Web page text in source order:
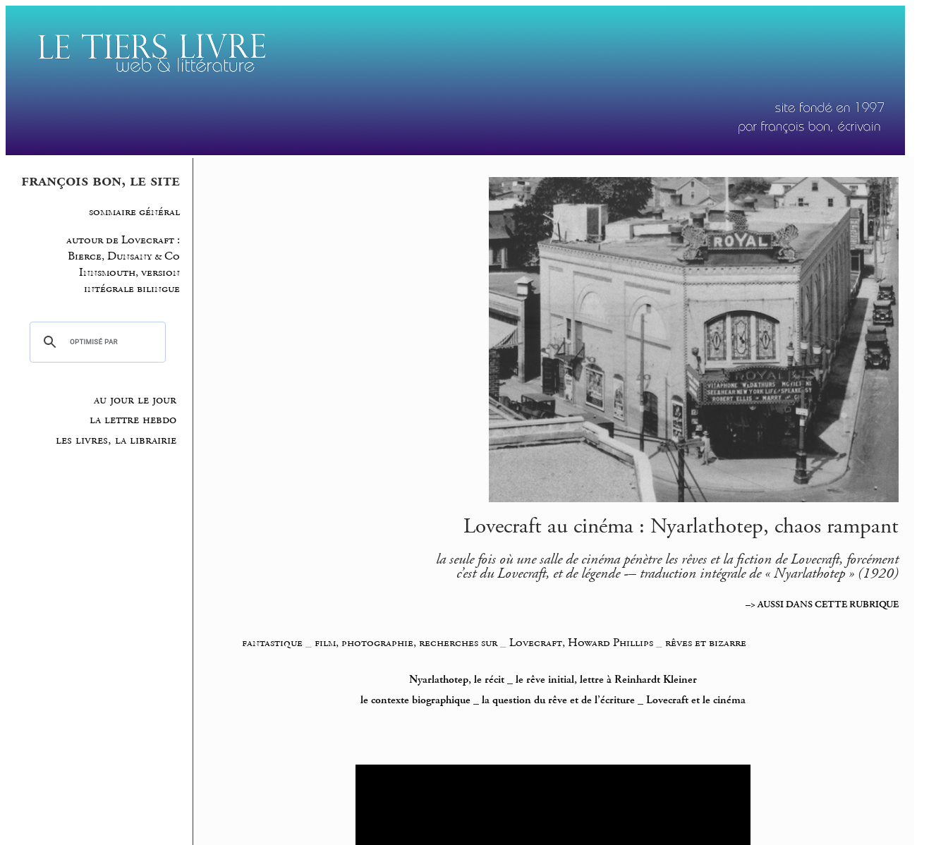
françois bon, le site
sommaire général
autour de Lovecraft :
Bierce, Dunsany & Co
Innsmouth, version
intégrale bilingue
au jour le jour
la lettre hebdo
les livres, la librairie
Lovecraft au cinéma : Nyarlathotep, chaos rampant
la seule fois où une salle de cinéma pénètre les rêves et la fiction de Lovecraft, forcément
c’est du Lovecraft, et de légende -– traduction intégrale de « Nyarlathotep » (1920)
–> AUSSI DANS CETTE RUBRIQUE
fantastique _film, photographie, recherches sur_Lovecraft, Howard Phillips _rêves et bizarre
Nyarlathotep, le récit _le rêve initial, lettre à Reinhardt Kleiner
le contexte biographique _la question du rêve et de l’écriture _Lovecraft et le cinéma